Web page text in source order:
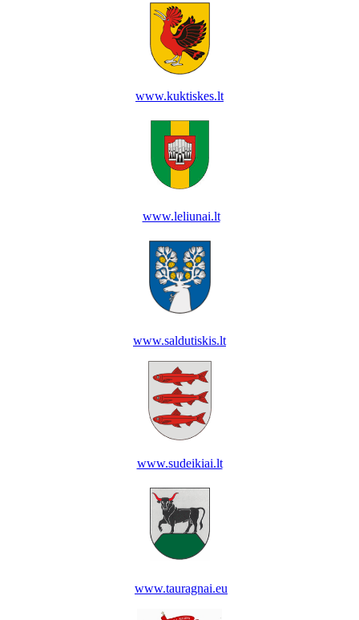
www.kuktiskes.lt
www.leliunai.lt
www.saldutiskis.lt
www.sudeikiai.lt
www.tauragnai.eu